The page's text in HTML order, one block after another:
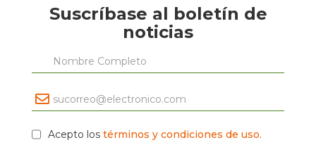
Suscríbase al boletín de
noticias
Acepto los términos y condiciones de uso.